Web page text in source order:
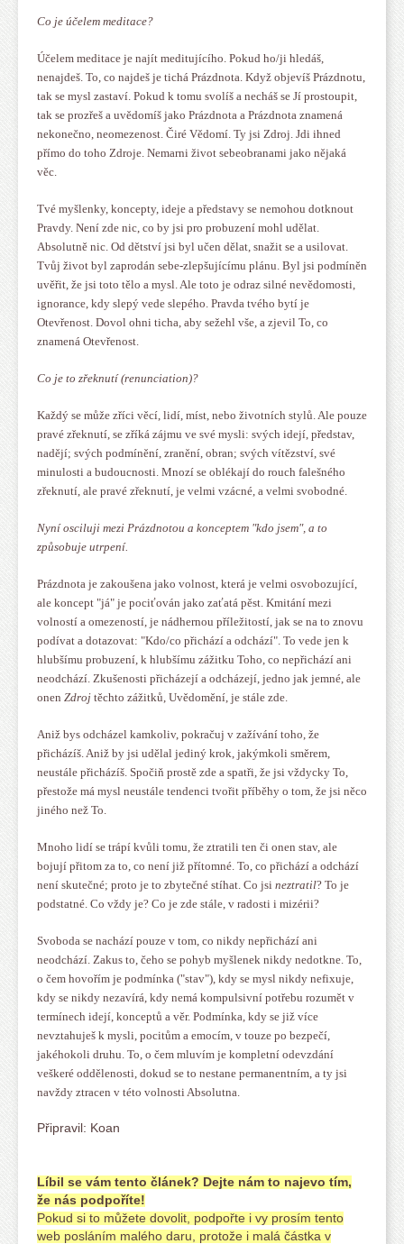
Co je účelem meditace?
Účelem meditace je najít meditujícího. Pokud ho/ji hledáš,
nenajdeš. To, co najdeš je tichá Prázdnota. Když objevíš Prázdnotu,
tak se mysl zastaví. Pokud k tomu svolíš a necháš se Jí prostoupit,
tak se prozřeš a uvědomíš jako Prázdnota a Prázdnota znamená
nekonečno, neomezenost. Čiré Vědomí. Ty jsi Zdroj. Jdi ihned
přímo do toho Zdroje. Nemarni život sebeobranami jako nějaká
věc.
Tvé myšlenky, koncepty, ideje a představy se nemohou dotknout
Pravdy. Není zde nic, co by jsi pro probuzení mohl udělat.
Absolutně nic. Od dětství jsi byl učen dělat, snažit se a usilovat.
Tvůj život byl zaprodán sebe-zlepšujícímu plánu. Byl jsi podmíněn
uvěřit, že jsi toto tělo a mysl. Ale toto je odraz silné nevědomosti,
ignorance, kdy slepý vede slepého. Pravda tvého bytí je
Otevřenost. Dovol ohni ticha, aby sežehl vše, a zjevil To, co
znamená Otevřenost.
Co je to zřeknutí (renunciation)?
Každý se může zříci věcí, lidí, míst, nebo životních stylů. Ale pouze
pravé zřeknutí, se zříká zájmu ve své mysli: svých idejí, představ,
nadějí; svých podmínění, zranění, obran; svých vítězství, své
minulosti a budoucnosti. Mnozí se oblékají do rouch falešného
zřeknutí, ale pravé zřeknutí, je velmi vzácné, a velmi svobodné.
Nyní osciluji mezi Prázdnotou a konceptem "kdo jsem", a to
způsobuje utrpení.
Prázdnota je zakoušena jako volnost, která je velmi osvobozující,
ale koncept "já" je pociťován jako zaťatá pěst. Kmitání mezi
volností a omezeností, je nádhernou příležitostí, jak se na to znovu
podívat a dotazovat: "Kdo/co přichází a odchází". To vede jen k
hlubšímu probuzení, k hlubšímu zážitku Toho, co nepřichází ani
neodchází. Zkušenosti přicházejí a odcházejí, jedno jak jemné, ale
onen Zdroj těchto zážitků, Uvědomění, je stále zde.
Aniž bys odcházel kamkoliv, pokračuj v zažívání toho, že
přicházíš. Aniž by jsi udělal jediný krok, jakýmkoli směrem,
neustále přicházíš. Spočiň prostě zde a spatři, že jsi vždycky To,
přestože má mysl neustále tendenci tvořit příběhy o tom, že jsi něco
jiného než To.
Mnoho lidí se trápí kvůli tomu, že ztratili ten či onen stav, ale
bojují přitom za to, co není již přítomné. To, co přichází a odchází
není skutečné; proto je to zbytečné stíhat. Co jsi neztratil? To je
podstatné. Co vždy je? Co je zde stále, v radosti i mizérii?
Svoboda se nachází pouze v tom, co nikdy nepřichází ani
neodchází. Zakus to, čeho se pohyb myšlenek nikdy nedotkne. To,
o čem hovořím je podmínka ("stav"), kdy se mysl nikdy nefixuje,
kdy se nikdy nezavírá, kdy nemá kompulsivní potřebu rozumět v
termínech idejí, konceptů a věr. Podmínka, kdy se již více
nevztahuješ k mysli, pocitům a emocím, v touze po bezpečí,
jakéhokoli druhu. To, o čem mluvím je kompletní odevzdání
veškeré oddělenosti, dokud se to nestane permanentním, a ty jsi
navždy ztracen v této volnosti Absolutna.
Připravil: Koan
Líbil se vám tento článek? Dejte nám to najevo tím,
že nás podpoříte!
Pokud si to můžete dovolit, podpořte i vy prosím tento
web posláním malého daru, protože i malá částka v